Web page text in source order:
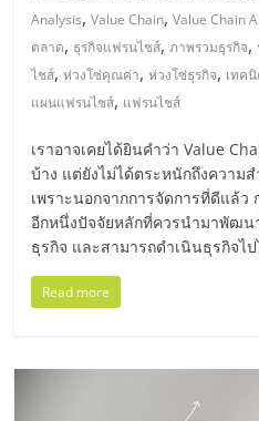
สา
ขา
แฟ
รน
ไชส์,
ศูนย์
รวม
Analysis,Value Chain,Value Chain
ตลาด, ธุรกิจแฟรนไชส์,ภาพรวมธุรกิจ,
ไชส์,ห่วงโซ่คุณค่า,ห่วงโซ่ธุรกิจ, เทค
แผนแฟรนไชส์, แฟรนไชส์
เราอาจเคยได้ยินคำว่า Value
บ้าง แต่ยังไม่ได้ตระหนักถึงควา
เพราะนอกจากการจัดการที่ดีแล้ว
อีกหนึ่งปัจจัยหลักที่ควรนำมาพัฒน
ธุรกิจ และสามารถดำเนินธุรกิจไ
Read more